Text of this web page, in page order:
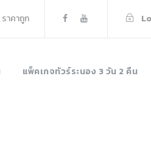
ราคาถูก
แพ็คเกจทัวร์ระนอง 3 วัน 2 คืน